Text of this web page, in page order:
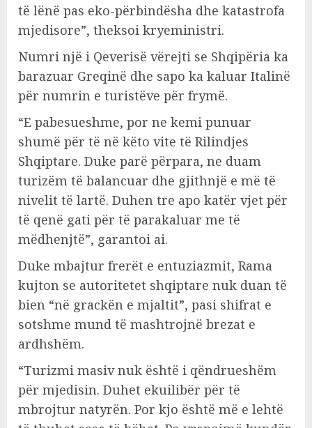
të lënë pas eko-përbindësha dhe katastrofa
mjedisore”, theksoi kryeministri.
Numri një i Qeverisë vërejti se Shqipëria ka
barazuar Greqinë dhe sapo ka kaluar Italinë
për numrin e turistëve për frymë.
“E pabesueshme, por ne kemi punuar
shumë për të në këto vite të Rilindjes
Shqiptare. Duke parë përpara, ne duam
turizëm të balancuar dhe gjithnjë e më të
nivelit të lartë. Duhen tre apo katër vjet për
të qenë gati për të parakaluar me të
mëdhenjtë”, garantoi ai.
Duke mbajtur frerët e entuziazmit, Rama
kujton se autoritetet shqiptare nuk duan të
bien “në grackën e mjaltit”, pasi shifrat e
sotshme mund të mashtrojnë brezat e
ardhshëm.
“Turizmi masiv nuk është i qëndrueshëm
për mjedisin. Duhet ekuilibër për të
mbrojtur natyrën. Por kjo është më e lehtë